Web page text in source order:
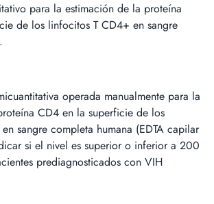
para la estimación de la proteína
de los linfocitos T CD4+ en sangre
operada manualmente para la
CD4 en la superficie de los
sangre completa humana (EDTA capilar
si el nivel es superior o inferior a 200
prediagnosticados con VIH